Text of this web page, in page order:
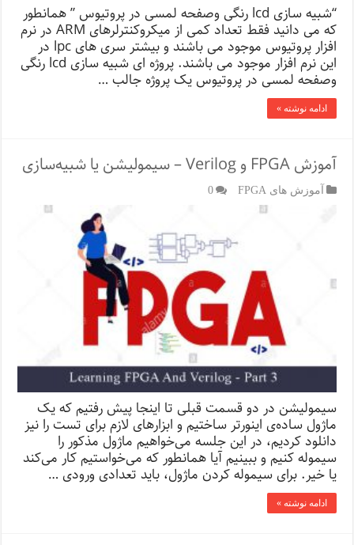
“شبیه سازی lcd رنگی وصفحه لمسی در پروتیوس ” همانطور
که می دانید فقط تعداد کمی از میکروکنترلرهای ARM در نرم
افزار پروتیوس موجود می باشند و بیشتر سری های lpc در
این نرم افزار موجود می باشند. پروژه ای شبیه سازی lcd رنگی
وصفحه لمسی در پروتیوس یک پروژه جالب …
ادامه نوشته »
آموزش FPGA و Verilog – سیمولیشن یا شبیه‌سازی
آموزش های FPGA 0
سیمولیشن در دو قسمت قبلی تا اینجا پیش رفتیم که یک
ماژول ساده‌ی اینورتر ساختیم و ابزارهای لازم برای تست را نیز
دانلود کردیم، در این جلسه می‌خواهیم ماژول مذکور را
سیموله کنیم و ببینیم آیا همانطور که می‌خواستیم کار می‌کند
یا خیر. برای سیموله کردن ماژول، باید تعدادی ورودی …
ادامه نوشته »